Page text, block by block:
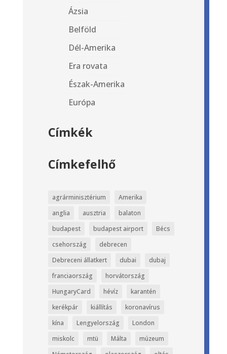
Ázsia
Belföld
Dél-Amerika
Era rovata
Észak-Amerika
Európa
Címkék
Címkefelhő
agrárminisztérium
Amerika
anglia
ausztria
balaton
budapest
budapest airport
Bécs
csehország
debrecen
Debreceni állatkert
dubai
dubaj
franciaország
horvátország
HungaryCard
hévíz
karantén
kerékpár
kiállítás
koronavírus
kína
Lengyelország
London
miskolc
mtü Málta
múzeum